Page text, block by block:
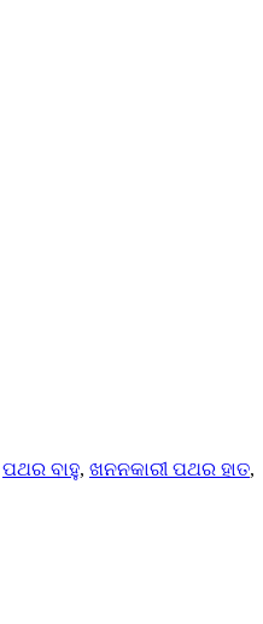
ପଥର ବାହୁ, ଖନନକାରୀ ପଥର ହାତ,